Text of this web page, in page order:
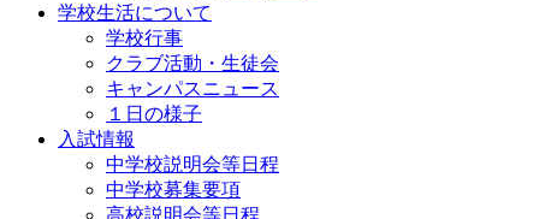
学校生活について
学校行事
クラブ活動・生徒会
キャンパスニュース
１日の様子
入試情報
中学校説明会等日程
中学校募集要項